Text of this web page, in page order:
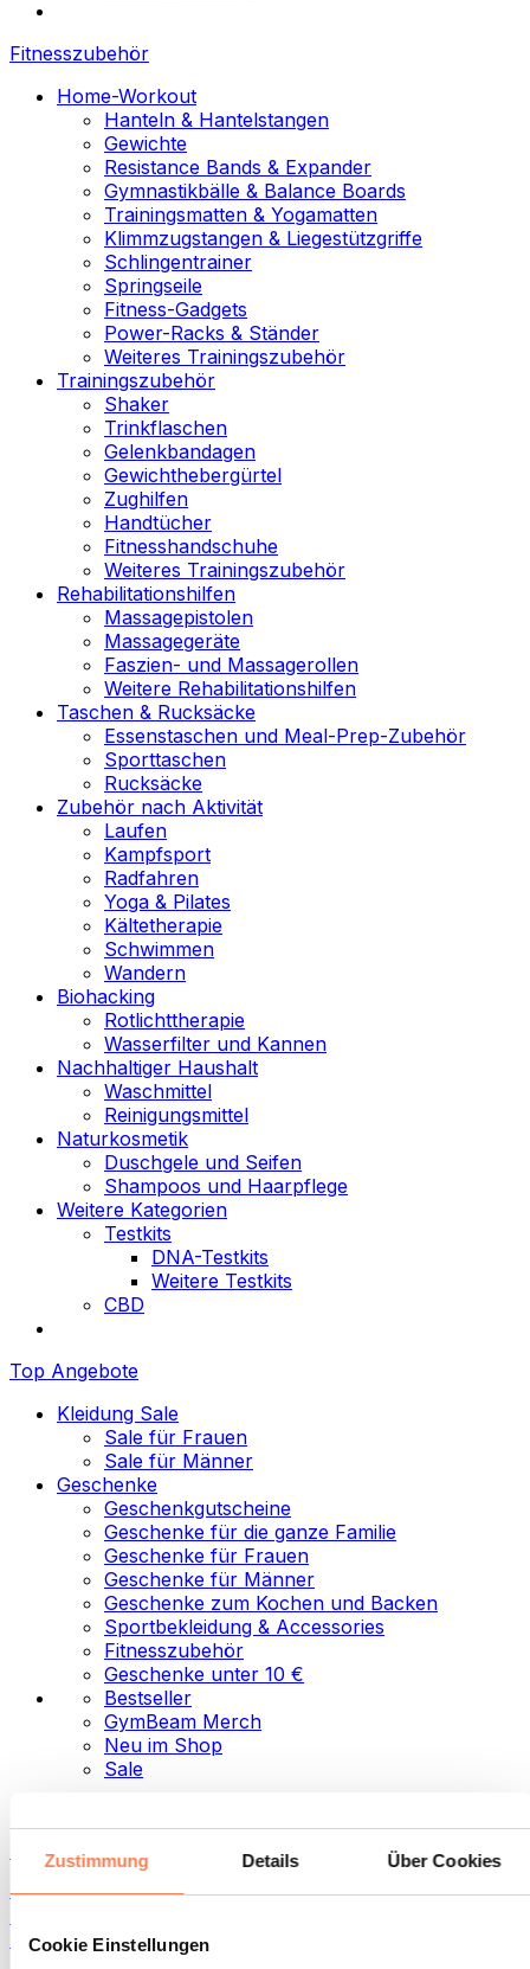
Zustimmung Details Über Cookies
Cookie Einstellungen
Fitnesszubehör
Home-Workout
Hanteln & Hantelstangen
Gewichte
Resistance Bands & Expander
Gymnastikbälle & Balance Boards
Trainingsmatten & Yogamatten
Klimmzugstangen & Liegestützgriffe
Schlingentrainer
Springseile
Fitness-Gadgets
Power-Racks & Ständer
Weiteres Trainingszubehör
Trainingszubehör
Shaker
Trinkflaschen
Gelenkbandagen
Gewichthebergürtel
Zughilfen
Handtücher
Fitnesshandschuhe
Weiteres Trainingszubehör
Rehabilitationshilfen
Massagepistolen
Massagegeräte
Faszien- und Massagerollen
Weitere Rehabilitationshilfen
Taschen & Rucksäcke
Essenstaschen und Meal-Prep-Zubehör
Sporttaschen
Rucksäcke
Zubehör nach Aktivität
Laufen
Kampfsport
Radfahren
Yoga & Pilates
Kältetherapie
Schwimmen
Wandern
Biohacking
Rotlichttherapie
Wasserfilter und Kannen
Nachhaltiger Haushalt
Waschmittel
Reinigungsmittel
Naturkosmetik
Duschgele und Seifen
Shampoos und Haarpflege
Weitere Kategorien
Testkits
DNA-Testkits
Weitere Testkits
CBD
Top Angebote
Kleidung Sale
Sale für Frauen
Sale für Männer
Geschenke
Geschenkgutscheine
Geschenke für die ganze Familie
Geschenke für Frauen
Geschenke für Männer
Geschenke zum Kochen und Backen
Sportbekleidung & Accessories
Fitnesszubehör
Geschenke unter 10 €
Bestseller
GymBeam Merch
Neu im Shop
Sale
Lebensmittel
Fitness-Food
Aufstriche und Pasten